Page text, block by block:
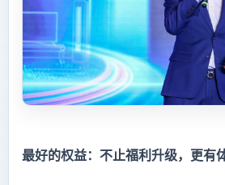
最好的权益：不止福利升级，更有